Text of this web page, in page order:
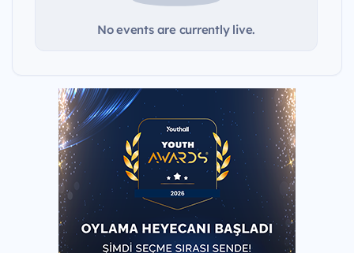
No events are currently live.